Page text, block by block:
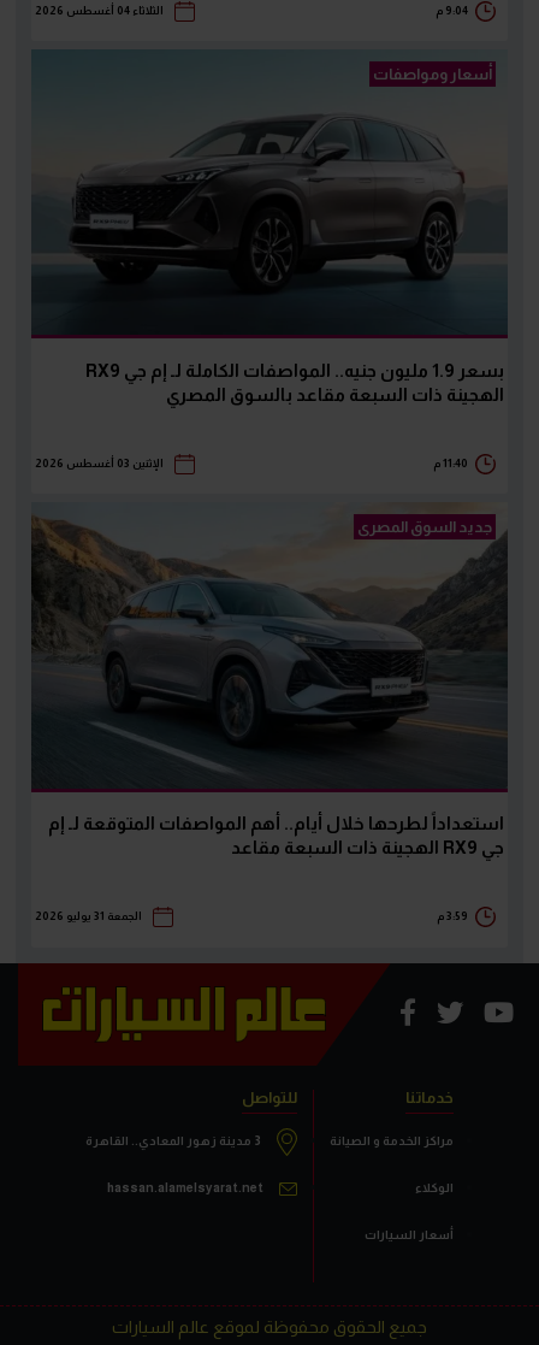
9:04 م الثلاثاء 04 أغسطس 2026
أسعار ومواصفات
بسعر 1.9 مليون جنيه.. المواصفات الكاملة لـ إم جي RX9
الهجينة ذات السبعة مقاعد بالسوق المصري
11:40 م الإثنين 03 أغسطس 2026
جديد السوق المصرى
استعداداً لطرحها خلال أيام.. أهم المواصفات المتوقعة لـ إم
جي RX9 الهجينة ذات السبعة مقاعد
3:59 م الجمعة 31 يوليو 2026
خدماتنا
مراكز الخدمة و الصيانة
الوكلاء
أسعار السيارات
للتواصل
3 مدينة زهور المعادي.. القاهرة
hassan.alamelsyarat.net
جميع الحقوق محفوظة لموقع عالم السيارات